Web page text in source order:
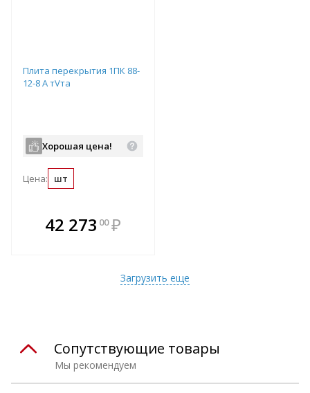
Плита перекрытия 1ПК 88-
12-8 А тVта
Хорошая цена!
Цена: шт
42 273 00 ₽
Загрузить еще
Мы рекомендуем
Сопутствующие товары